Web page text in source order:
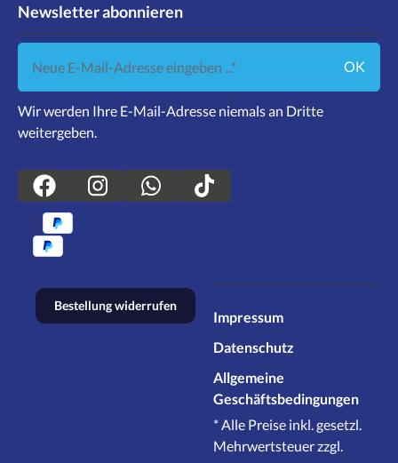
Newsletter abonnieren
Neue E-Mail-Adresse eingeben ...
OK
Wir werden Ihre E-Mail-Adresse niemals an Dritte
weitergeben.
Bestellung widerrufen
Impressum
Datenschutz
Allgemeine
Geschäftsbedingungen
* Alle Preise inkl. gesetzl.
Mehrwertsteuer zzgl.